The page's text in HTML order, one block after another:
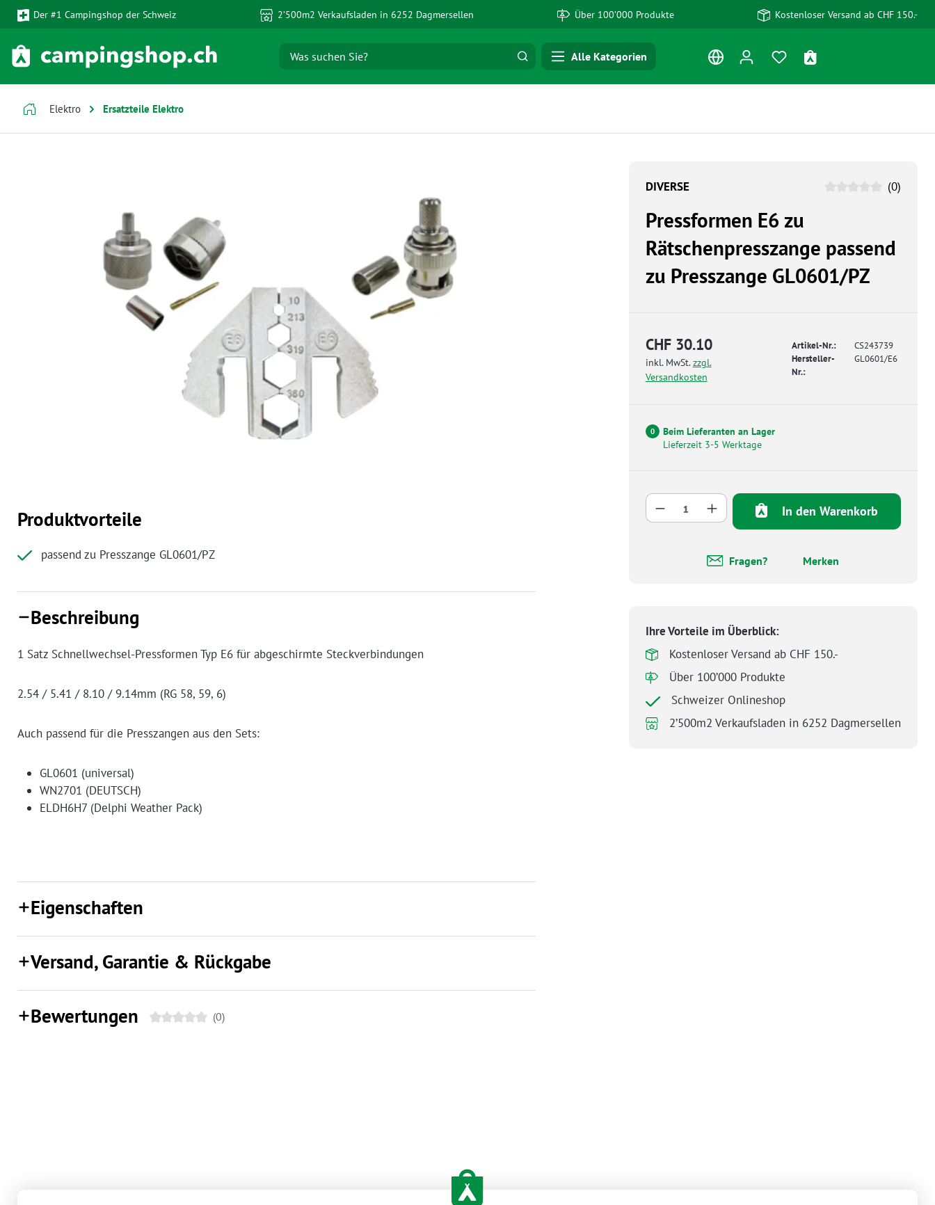
Hauptinhalt springen
Zur Suche springen
Zur Hauptnavigation springen
Der #1 Campingshop der Schweiz 2’500m2 Verkaufsladen in 6252 Dagmersellen Über 100’000 Produkte Kostenloser Versand ab CHF 150.-
Du hast 0 Produkte auf dem
Alle Kategorien
Elektro Ersatzteile Elektro
Produktvorteile
passend zu Presszange GL0601/PZ
Beschreibung
1 Satz Schnellwechsel-Pressformen Typ E6 für abgeschirmte Steckverbindungen
2.54 / 5.41 / 8.10 / 9.14mm (RG 58, 59, 6)
Auch passend für die Presszangen aus den Sets:
GL0601 (universal)
WN2701 (DEUTSCH)
ELDH6H7 (Delphi Weather Pack)
Eigenschaften
Versand, Garantie & Rückgabe
Bewertungen (0)
DIVERSE (0)
Pressformen E6 zu
Rätschenpresszange passend
zu Presszange GL0601/PZ
CHF 30.10
inkl. MwSt.zzgl.
Versandkosten
Artikel-Nr.:
CS243739
Hersteller-
Nr.:
GL0601/E6
0
Beim Lieferanten an Lager
Lieferzeit 3-5 Werktage
Produkt Anzahl: Gib den gewünschten
In den Warenkorb
Fragen? Merken
Ihre Vorteile im Überblick:
Kostenloser Versand ab CHF 150.-
Über 100’000 Produkte
Schweizer Onlineshop
2’500m2 Verkaufsladen in 6252 Dagmersellen